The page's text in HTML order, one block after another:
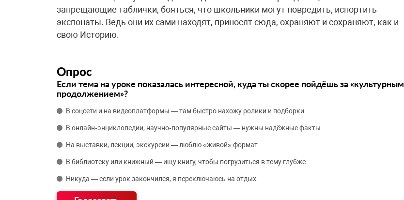
запрещающие таблички, бояться, что школьники могут повредить, испортить
экспонаты. Ведь они их сами находят, приносят сюда, охраняют и сохраняют, как и
свою Историю.
Опрос
Если тема на уроке показалась интересной, куда ты скорее пойдёшь за «культурным
продолжением»?
В соцсети и на видеоплатформы — там быстро нахожу ролики и подборки.
В онлайн‑энциклопедии, научно‑популярные сайты — нужны надёжные факты.
На выставки, лекции, экскурсии — люблю «живой» формат.
В библиотеку или книжный — ищу книгу, чтобы погрузиться в тему глубже.
Никуда — если урок закончился, я переключаюсь на отдых.